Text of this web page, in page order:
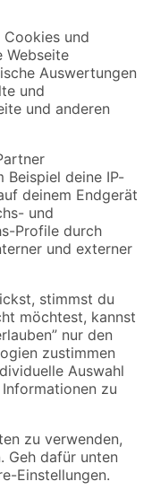
mehr verpassen!
Angebote sind unter
Verfügbarkeiten beziehen